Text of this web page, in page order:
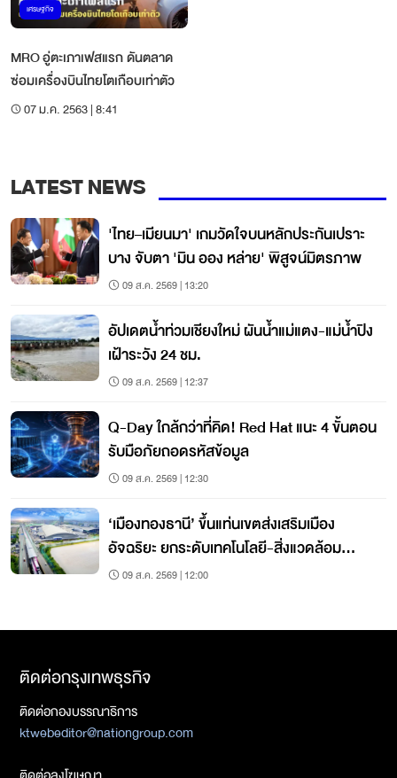
เศรษฐกิจ
MRO อู่ตะเภาเฟสแรก ดันตลาด
ซ่อมเครื่องบินไทยโตเกือบเท่าตัว
07 ม.ค. 2563 | 8:41
LATEST NEWS
'ไทย–เมียนมา' เกมวัดใจบนหลักประกันเปราะ
บาง จับตา 'มิน ออง หล่าย' พิสูจน์มิตรภาพ
09 ส.ค. 2569 | 13:20
อัปเดตน้ำท่วมเชียงใหม่ ผันน้ำแม่แตง-แม่น้ำปิง
เฝ้าระวัง 24 ชม.
09 ส.ค. 2569 | 12:37
Q-Day ใกล้กว่าที่คิด! Red Hat แนะ 4 ขั้นตอน
รับมือภัยถอดรหัสข้อมูล
09 ส.ค. 2569 | 12:30
‘เมืองทองธานี’ ขึ้นแท่นเขตส่งเสริมเมือง
อัจฉริยะ ยกระดับเทคโนโลยี-สิ่งแวดล้อม
เคลื่อนเศรษฐกิจ
09 ส.ค. 2569 | 12:00
ติดต่อกรุงเทพธุรกิจ
ติดต่อกองบรรณาธิการ
ktwebeditor@nationgroup.com